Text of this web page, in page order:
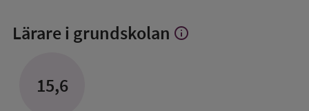
Lärare i grundskolan Visa
info
15,6